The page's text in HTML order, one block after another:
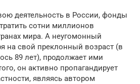
деятельность в России, фонды
сотни миллионов
мира. А неугомонный
на свой преклонный возраст (в
89 лет), продолжает ими
он активно пропагандирует
являясь автором